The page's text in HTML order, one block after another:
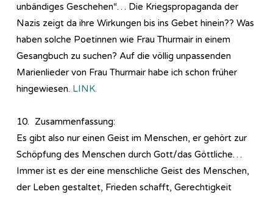
unbändiges Geschehen“… Die Kriegspropaganda der
Nazis zeigt da ihre Wirkungen bis ins Gebet hinein?? Was
haben solche Poetinnen wie Frau Thurmair in einem
Gesangbuch zu suchen? Auf die völlig unpassenden
Marienlieder von Frau Thurmair habe ich schon früher
hingewiesen. LINK.
10. Zusammenfassung:
Es gibt also nur einen Geist im Menschen, er gehört zur
Schöpfung des Menschen durch Gott/das Göttliche…
Immer ist es der eine menschliche Geist des Menschen,
der Leben gestaltet, Frieden schafft, Gerechtigkeit